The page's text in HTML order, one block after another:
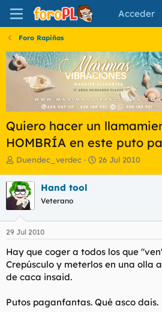
Acceder
Foro Rapiñas
Quiero hacer un
HOMBRÍA en este puto
I
i
c
i
a
d
o
d
e
l
e
Duendec_verdec
F
e
i
c
26 Jul 2010
Hand tool
Veterano
29 Jul 2010
Hay que coger a todos los que
Crepúsculo y meterlos en una olla
de caca insaid.
Putos paganfantas. Qué asco dais.